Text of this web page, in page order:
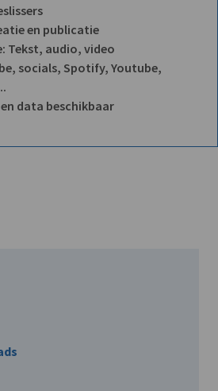
en publicatie
Tekst, audio, video
socials, Spotify, Youtube,
data beschikbaar